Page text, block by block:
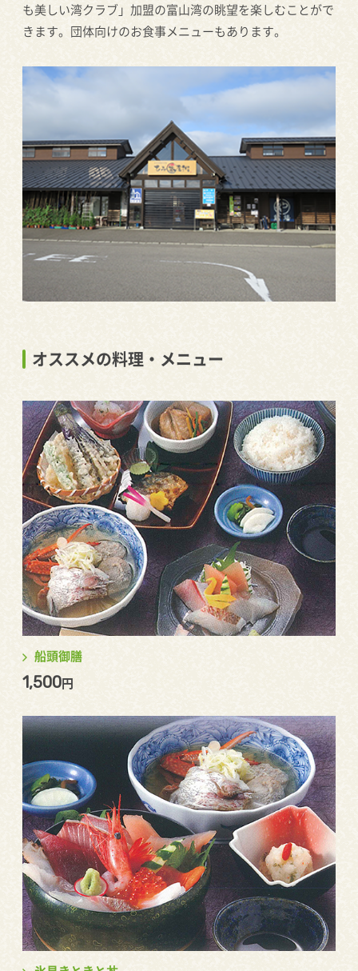
も美しい湾クラブ」加盟の富山湾の眺望を楽しむことがで
きます。団体向けのお食事メニューもあります。
オススメの料理・メニュー
船頭御膳
1,500円